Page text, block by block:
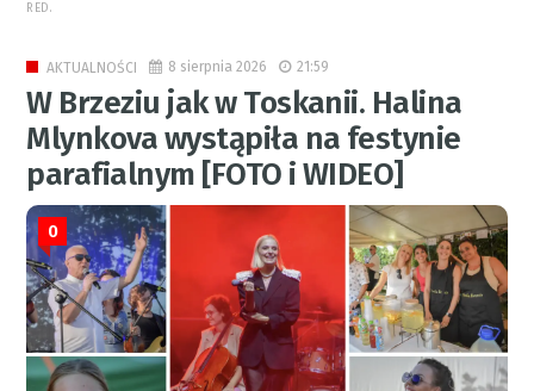
RED.
AKTUALNOŚCI 8 sierpnia 2026 21:59
W Brzeziu jak w Toskanii. Halina
Mlynkova wystąpiła na festynie
parafialnym [FOTO i WIDEO]
0